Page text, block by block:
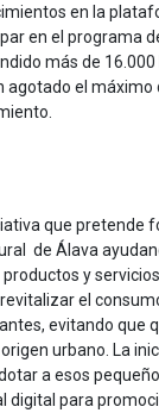
en la
en el programa
más de
agotado el máximo
que pretende
de Álava
y
el
evitando que
urbano. La
a esos
digital para